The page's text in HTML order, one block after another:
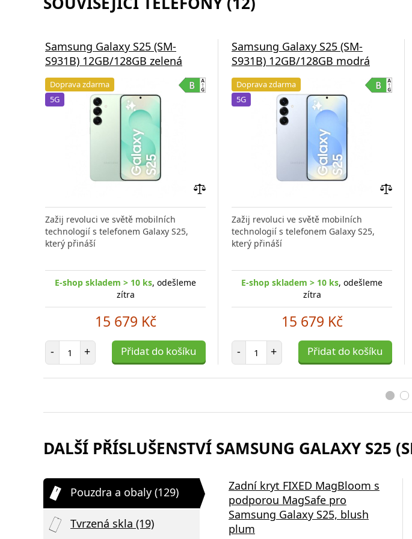
Samsung Galaxy S25 (SM-
S931B) 12GB/128GB zelená
Doprava zdarma
5G
porovnání
Zažij revoluci ve světě mobilních
technologií s telefonem Galaxy S25,
který přináší
E-shop skladem > 10 ks, odešleme
zítra
15 679 Kč
- Počet položek
+ Přidat do košíku
Samsung Galaxy S25 (SM-
S931B) 12GB/128GB modrá
Doprava zdarma
5G
Zažij revoluci ve světě mobilních
technologií s telefonem Galaxy S25,
který přináší
E-shop skladem > 10 ks, odešleme
zítra
15 679 Kč
- Počet položek
+ Přidat do košíku
DALŠÍ PŘÍSLUŠENSTVÍ SAMSUNG GALAXY S25
Pouzdra a obaly (129)
Tvrzená skla (19)
Zadní kryt FIXED MagBloom s
podporou MagSafe pro
Samsung Galaxy S25, blush
plum